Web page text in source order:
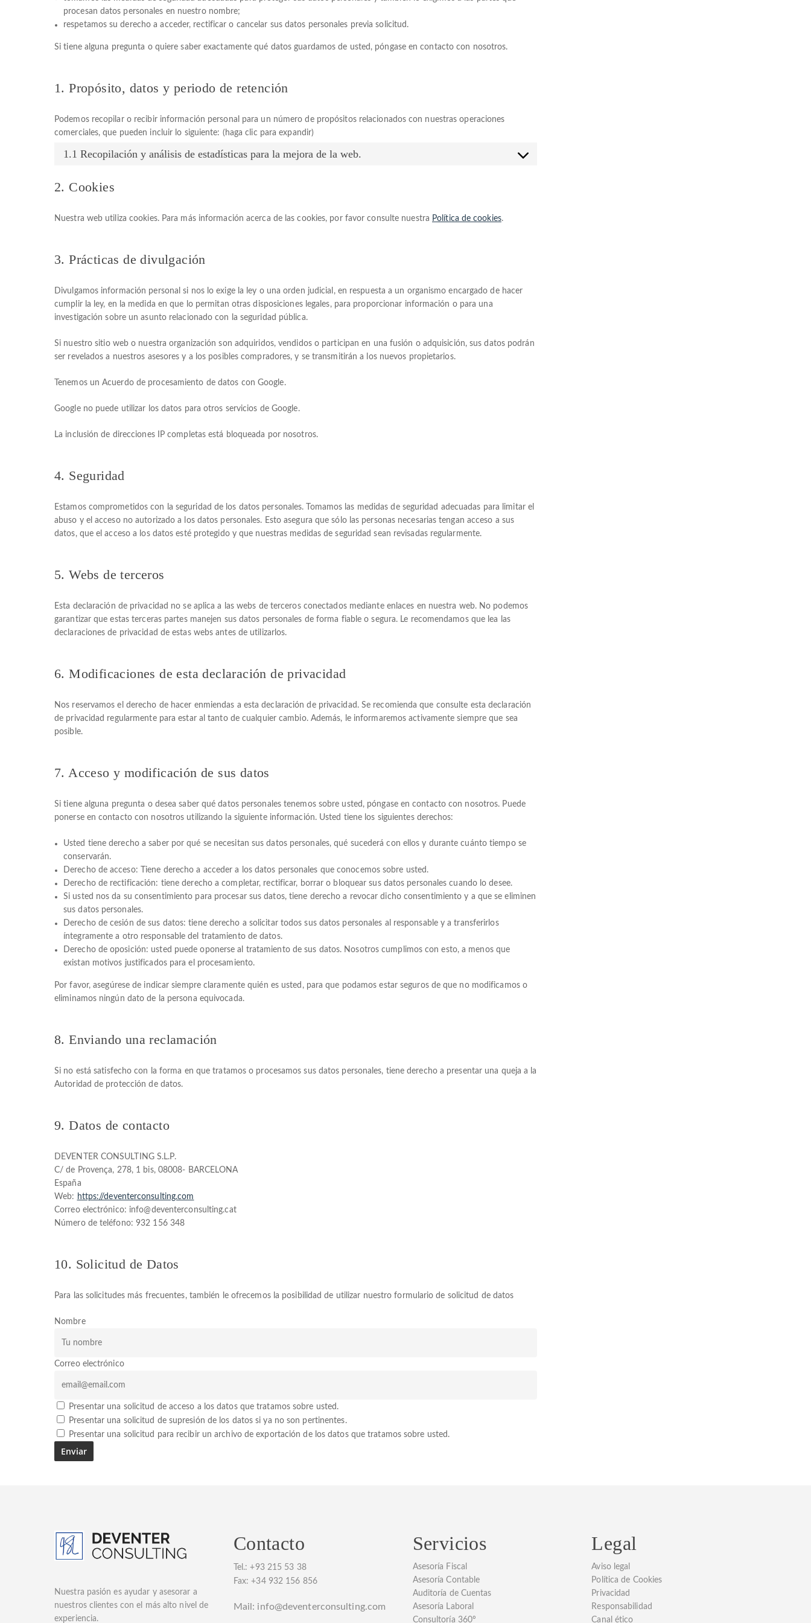
procesan datos personales en nuestro nombre;
respetamos su derecho a acceder, rectificar o cancelar sus datos personales previa solicitud.
Si tiene alguna pregunta o quiere saber exactamente qué datos guardamos de usted, póngase en contacto con nosotros.
1. Propósito, datos y periodo de retención
Podemos recopilar o recibir información personal para un número de propósitos relacionados con nuestras operaciones
comerciales, que pueden incluir lo siguiente: (haga clic para expandir)
1.1 Recopilación y análisis de estadísticas para la mejora de la web.
2. Cookies
Nuestra web utiliza cookies. Para más información acerca de las cookies, por favor consulte nuestra Política de cookies.
3. Prácticas de divulgación
Divulgamos información personal si nos lo exige la ley o una orden judicial, en respuesta a un organismo encargado de hacer
cumplir la ley, en la medida en que lo permitan otras disposiciones legales, para proporcionar información o para una
investigación sobre un asunto relacionado con la seguridad pública.
Si nuestro sitio web o nuestra organización son adquiridos, vendidos o participan en una fusión o adquisición, sus datos podrán
ser revelados a nuestros asesores y a los posibles compradores, y se transmitirán a los nuevos propietarios.
Tenemos un Acuerdo de procesamiento de datos con Google.
Google no puede utilizar los datos para otros servicios de Google.
La inclusión de direcciones IP completas está bloqueada por nosotros.
4. Seguridad
Estamos comprometidos con la seguridad de los datos personales. Tomamos las medidas de seguridad adecuadas para limitar el
abuso y el acceso no autorizado a los datos personales. Esto asegura que sólo las personas necesarias tengan acceso a sus
datos, que el acceso a los datos esté protegido y que nuestras medidas de seguridad sean revisadas regularmente.
5. Webs de terceros
Esta declaración de privacidad no se aplica a las webs de terceros conectados mediante enlaces en nuestra web. No podemos
garantizar que estas terceras partes manejen sus datos personales de forma fiable o segura. Le recomendamos que lea las
declaraciones de privacidad de estas webs antes de utilizarlos.
6. Modificaciones de esta declaración de privacidad
Nos reservamos el derecho de hacer enmiendas a esta declaración de privacidad. Se recomienda que consulte esta declaración
de privacidad regularmente para estar al tanto de cualquier cambio. Además, le informaremos activamente siempre que sea
posible.
7. Acceso y modificación de sus datos
Si tiene alguna pregunta o desea saber qué datos personales tenemos sobre usted, póngase en contacto con nosotros. Puede
ponerse en contacto con nosotros utilizando la siguiente información. Usted tiene los siguientes derechos:
Usted tiene derecho a saber por qué se necesitan sus datos personales, qué sucederá con ellos y durante cuánto tiempo se
conservarán.
Derecho de acceso: Tiene derecho a acceder a los datos personales que conocemos sobre usted.
Derecho de rectificación: tiene derecho a completar, rectificar, borrar o bloquear sus datos personales cuando lo desee.
Si usted nos da su consentimiento para procesar sus datos, tiene derecho a revocar dicho consentimiento y a que se eliminen
sus datos personales.
Derecho de cesión de sus datos: tiene derecho a solicitar todos sus datos personales al responsable y a transferirlos
íntegramente a otro responsable del tratamiento de datos.
Derecho de oposición: usted puede oponerse al tratamiento de sus datos. Nosotros cumplimos con esto, a menos que
existan motivos justificados para el procesamiento.
Por favor, asegúrese de indicar siempre claramente quién es usted, para que podamos estar seguros de que no modificamos o
eliminamos ningún dato de la persona equivocada.
8. Enviando una reclamación
Si no está satisfecho con la forma en que tratamos o procesamos sus datos personales, tiene derecho a presentar una queja a la
Autoridad de protección de datos.
9. Datos de contacto
DEVENTER CONSULTING S.L.P.
C/ de Provença, 278, 1 bis, 08008- BARCELONA
España
Web: https://deventerconsulting.com
Correo electrónico: info@deventerconsulting.cat
Número de teléfono: 932 156 348
10. Solicitud de Datos
Para las solicitudes más frecuentes, también le ofrecemos la posibilidad de utilizar nuestro formulario de solicitud de datos
Nombre
Correo electrónico
Presentar una solicitud de acceso a los datos que tratamos sobre usted.
Presentar una solicitud de supresión de los datos si ya no son pertinentes.
Presentar una solicitud para recibir un archivo de exportación de los datos que tratamos sobre usted.
Nuestra pasión es ayudar y asesorar a
nuestros clientes con el más alto nivel de
experiencia.
Contacto
Tel.:+93 215 53 38
Fax: +34 932 156 856
Mail: info@deventerconsulting.com
Servicios
Asesoría Fiscal
Asesoría Contable
Auditoría de Cuentas
Asesoría Laboral
Consultoría 360º
Legal
Aviso legal
Política de Cookies
Privacidad
Responsabilidad
Canal ético